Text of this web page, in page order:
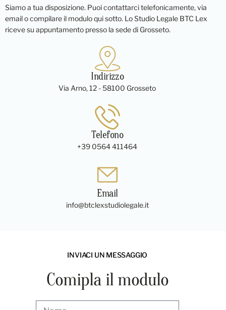
Siamo a tua disposizione. Puoi contattarci telefonicamente, via
email o compilare il modulo qui sotto. Lo Studio Legale BTC Lex
riceve su appuntamento presso la sede di Grosseto.
Indirizzo
Via Arno, 12 - 58100 Grosseto
Telefono
+39 0564 411464
Email
info@btclexstudiolegale.it
INVIACI UN MESSAGGIO
Comipla il modulo